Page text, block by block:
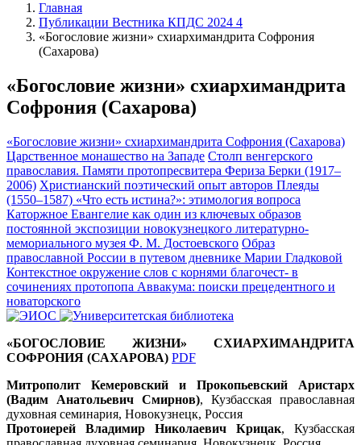
Главная
Публикации Вестника КПДС 2024 4
«Богословие жизни» схиархимандрита Софрония
(Сахарова)
«Богословие жизни» схиархимандрита
Софрония (Сахарова)
«Богословие жизни» схиархимандрита Софрония (Сахарова)
Царственное монашество на Западе Столп венгерского
православия. Памяти протопресвитера Фериза Берки (1917–
2006) Христианский поэтический опыт авторов Плеяды
(1550–1587) «Что есть истина?»: этимология вопроса
Каторжное Евангелие как один из ключевых образов
постоянной экспозиции новокузнецкого литературно-
мемориального музея Ф. М. Достоевского Образ
православной России в путевом дневнике Марии Гладковой
Контекстное окружение слов с корнями благочест- в
сочинениях протопопа Аввакума: поиски прецедентного и
новаторского
«БОГОСЛОВИЕ ЖИЗНИ» СХИАРХИМАНДРИТА
СОФРОНИЯ (САХАРОВА) PDF
Митрополит Кемеровский и Прокопьевский Аристарх
(Вадим Анатольевич Смирнов), Кузбасская православная
духовная семинария, Новокузнецк, Россия
Протоиерей Владимир Николаевич Крицак, Кузбасская